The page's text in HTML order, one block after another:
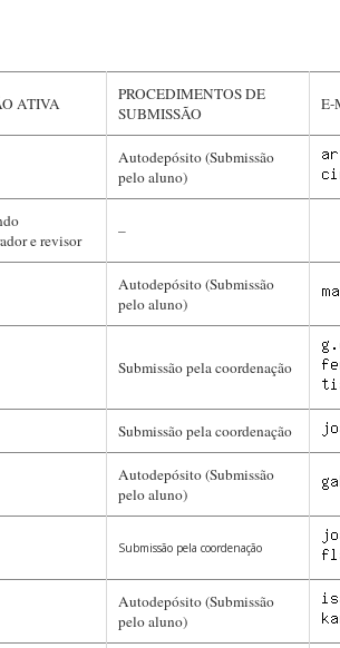
ATIVA
PROCEDIMENTOS DE
SUBMISSÃO
E-
Autodepósito (Submissão
pelo aluno)
e revisor
–
Autodepósito (Submissão
pelo aluno)
Submissão pela coordenação
Submissão pela coordenação
Autodepósito (Submissão
pelo aluno)
Submissão pela coordenação
Autodepósito (Submissão
pelo aluno)